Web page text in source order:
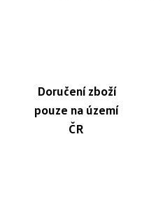
Doručení zboží
pouze na území
ČR